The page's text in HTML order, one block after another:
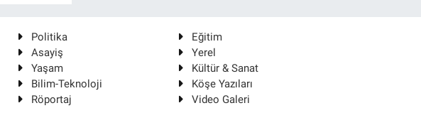
Politika
Eğitim
Asayiş
Yerel
Yaşam
Kültür & Sanat
Bilim-Teknoloji
Köşe Yazıları
Röportaj
Video Galeri